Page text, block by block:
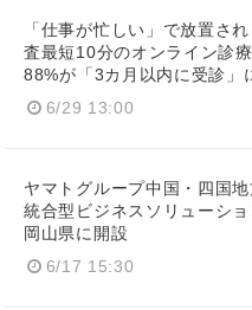
「仕事が忙しい」で放置さ
査最短10分のオンライン診
88%が「3カ月以内に受診」
6/29 13:00
ヤマトグループ中国・四国
統合型ビジネスソリューシ
岡山県に開設
6/17 15:30